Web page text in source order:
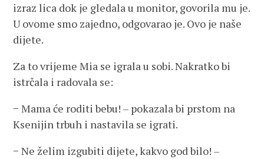
izraz lica dok je gledala u monitor, govorila mu je.
U ovome smo zajedno, odgovarao je. Ovo je naše
dijete.
Za to vrijeme Mia se igrala u sobi. Nakratko bi
istrčala i radovala se:
− Mama će roditi bebu! – pokazala bi prstom na
Ksenijin trbuh i nastavila se igrati.
− Ne želim izgubiti dijete, kakvo god bilo! –